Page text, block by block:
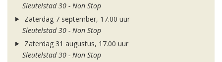
Sleutelstad 30 - Non Stop
Zaterdag 7 september, 17.00 uur
Sleutelstad 30 - Non Stop
Zaterdag 31 augustus, 17.00 uur
Sleutelstad 30 - Non Stop